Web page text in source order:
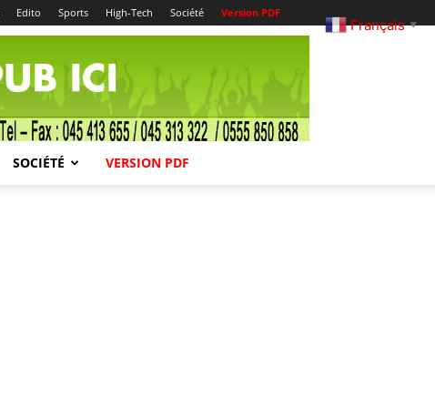
Edito Sports High-Tech Société Version PDF
SOCIÉTÉ VERSION PDF
Français ▼